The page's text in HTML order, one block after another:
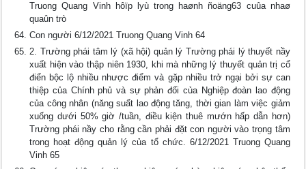
Truong Quang Vinh hôïp lyù trong haønh ñoäng63 cuûa nhaø
quaûn trò
Con người 6/12/2021 Truong Quang Vinh 64
2. Trường phái tâm lý (xã hội) quản lý Trường phái lý thuyết nầy
xuất hiện vào thập niên 1930, khi mà những lý thuyết quản trị cổ
điển bộc lộ nhiều nhược điểm và gặp nhiều trở ngại bởi sự can
thiệp của Chính phủ và sự phản đối của Nghiệp đoàn lao động
của công nhân (năng suất lao động tăng, thời gian làm việc giảm
xuống dưới 50% giờ /tuần, điều kiện thuê mướn hấp dẫn hơn)
Trường phái nầy cho rằng cần phải đặt con người vào trọng tâm
trong hoạt động quản lý của tổ chức. 6/12/2021 Truong Quang
Vinh 65